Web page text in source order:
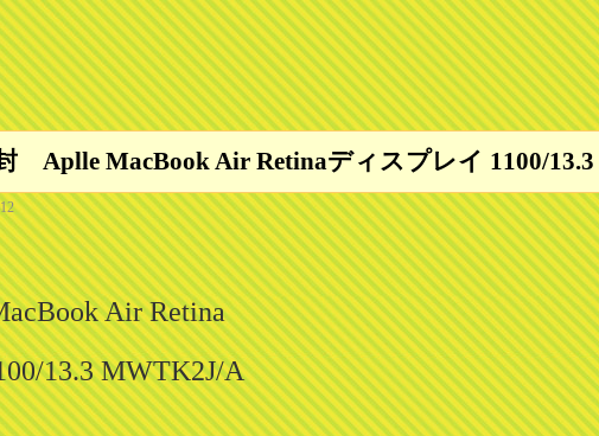
Aplle MacBook Air Retinaディスプレイ 1100/
Air Retina
13.3 MWTK2J/A